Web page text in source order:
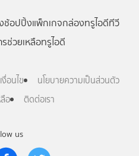
us
ช้อปปิ้งแพ็กเกจกล่องทรูไอดีทีวี
ช่วยเหลือทรูไอดี
อนไข
นโยบายความเป็นส่วนตัว
อ
ติดต่อเรา